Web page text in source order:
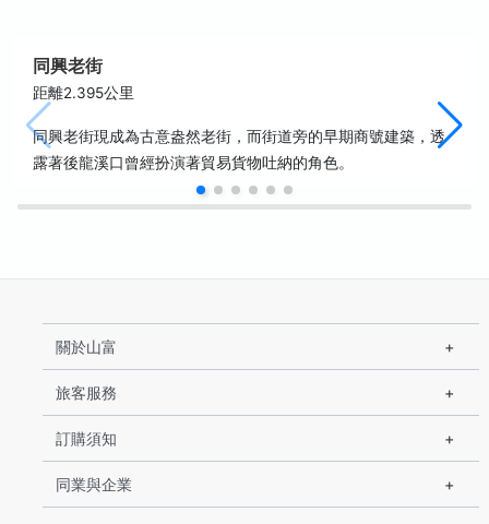
同興老街
距離2.395公里
同興老街現成為古意盎然老街，而街道旁的早期商號建築，透
露著後龍溪口曾經扮演著貿易貨物吐納的角色。
關於山富
旅客服務
訂購須知
同業與企業